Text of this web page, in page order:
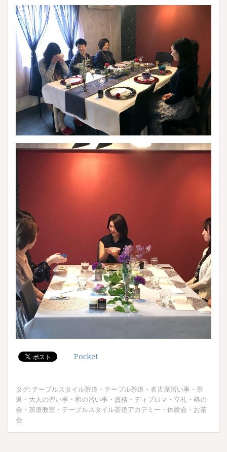
Pocket
タグ: テーブルスタイル茶道 ・ テーブル茶道 ・ 名古屋習い事 ・ 茶
道 ・ 大人の習い事 ・ 和の習い事 ・ 資格 ・ ディプロマ ・ 立礼 ・ 椿の
会 ・ 茶道教室 ・ テーブルスタイル茶道アカデミー ・ 体験会 ・ お茶
会